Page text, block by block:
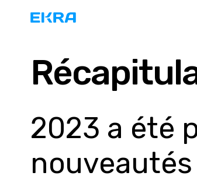
2023 a été
nouveautés